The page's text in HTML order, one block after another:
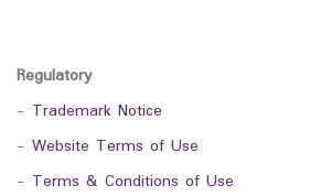
Regulatory
- Trademark Notice
- Website Terms of Use
- Terms & Conditions of Use